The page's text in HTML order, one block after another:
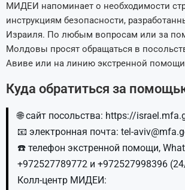
МИДЕИ напоминает о необходимости
инструкциям безопасности,
Израиля. По любым вопросам или за
Молдовы просят обращаться в
Авиве или на линию экстренной помощи
Куда обратиться за
🌐 сайт посольства: https://
📧 электронная почта: tel-
☎️ телефон экстренной помощи,
+972527789772 и +972527998396
Колл-центр МИДЕИ: